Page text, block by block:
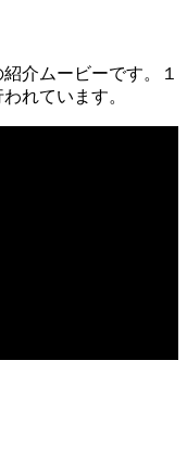
介ムービーです。１
れています。